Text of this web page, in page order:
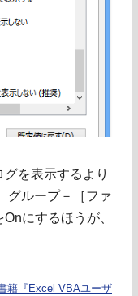
グを表示するより
グループ－［ファ
にするほうが、
籍『Excel VBAユーザ